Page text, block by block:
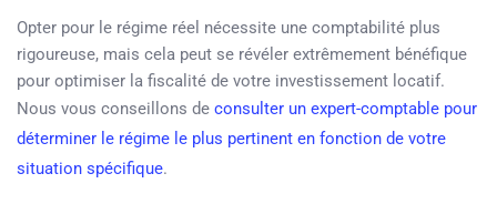
Opter pour le régime réel nécessite une comptabilité plus
rigoureuse, mais cela peut se révéler extrêmement bénéfique
pour optimiser la fiscalité de votre investissement locatif.
Nous vous conseillons de consulter un expert-comptable pour
déterminer le régime le plus pertinent en fonction de votre
situation spécifique.